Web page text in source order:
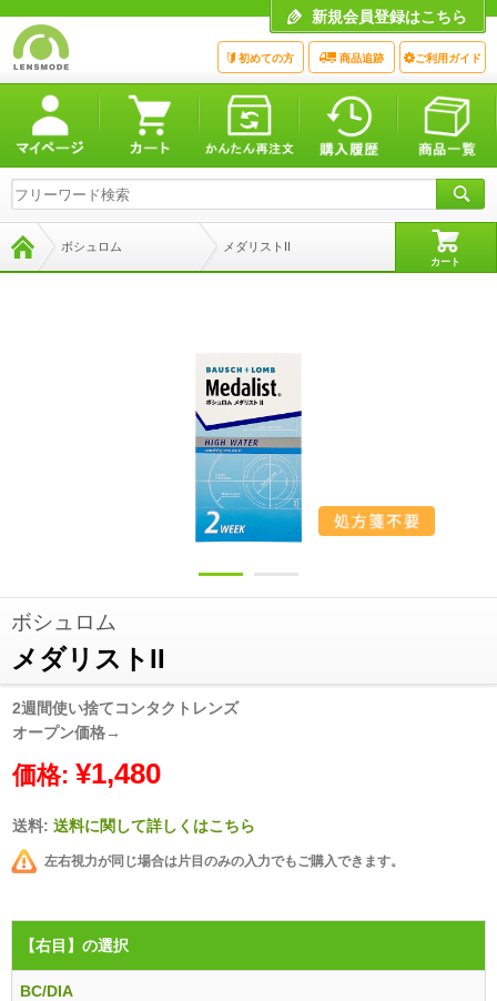
新規会員登録はこちら
初めての方 商品追跡 ご利用ガイド
ボシュロム メダリストII
カート
ボシュロム
メダリストII
2週間使い捨てコンタクトレンズ
オープン価格→
価格:¥1,480
送料:送料に関して詳しくはこちら
左右視力が同じ場合は片目のみの入力でもご購入できます。
【右目】 の選択
BC/DIA